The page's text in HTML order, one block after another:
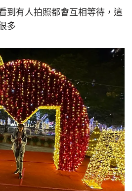
到有人拍照都會互相等待，這
多